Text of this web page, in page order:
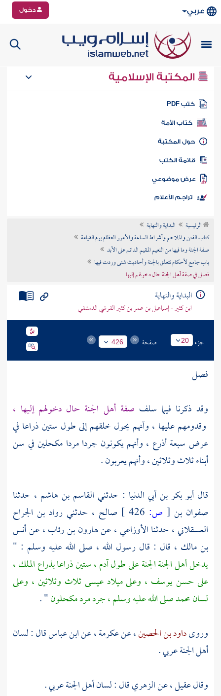
عربي دخول
المكتبة الإسلامية
كتب PDF
كتاب الأمة
المكتبة
الكتب
موضوعي
تراجم الأعلام
الرئيسية
البداية والنهاية
كتاب الفتن والملاحم وأشراط الساعة والأمور العظام يوم القيامة
صفة الجنة وما فيها من النعيم المقيم الدائم على الأبد
باب جامع لأحكام تتعلق بالجنة وأحاديث شتى وردت فيها
فصل في صفة أهل الجنة حال دخولهم إليها
البداية والنهاية
ابن كثير - إسماعيل بن عمر بن كثير القرشي الدمشقي
جزء 20 صفحة 426
فصل
وقد ذكرنا فيما سلف صفة أهل الجنة حال دخولهم إليها ،
وقدومهم عليها ، وأنهم يحول خلقهم إلى طول ستين ذراعا في
عرض سبعة أذرع ، وأنهم يكونون جردا مردا مكحلين في سن
أبناء ثلاث وثلاثين ، وأنهم يعربون .
قالأبو بكر بن أبي الدنيا : حدثني القاسم بن هاشم ، حدثنا
صفوان بن [ ص: صالح ، حدثني رواد بن الجراح
العسقلاني ، حدثناالأوزاعي ،عنهارون بن رئاب، عنأنس
بن مالك ، قال : قال رسول الله ، صلى الله عليه وسلم : "
يدخل أهل الجنة الجنة على طولآدم ،ستين ذراعا بذراع الملك ،
على حسنيوسف ، وعلى ميلادعيسىثلاث وثلاثين ، وعلى
لسانمحمدصلى الله عليه وسلم ، جرد مرد مكحلون" .
وروىداود بن الحصين، عنعكرمة ،عنابن عباسقال : لسان
أهل الجنة عربي .
وقالعقيل، عنالزهريقال : لسان أهل الجنة عربي .